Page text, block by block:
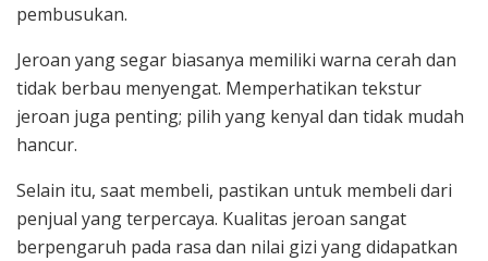
pembusukan.
Jeroan yang segar biasanya memiliki warna cerah dan
tidak berbau menyengat. Memperhatikan tekstur
jeroan juga penting; pilih yang kenyal dan tidak mudah
hancur.
Selain itu, saat membeli, pastikan untuk membeli dari
penjual yang terpercaya. Kualitas jeroan sangat
berpengaruh pada rasa dan nilai gizi yang didapatkan